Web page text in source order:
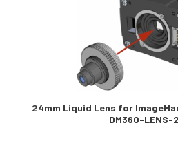
24mm Liquid Lens for
DM360-LENS-